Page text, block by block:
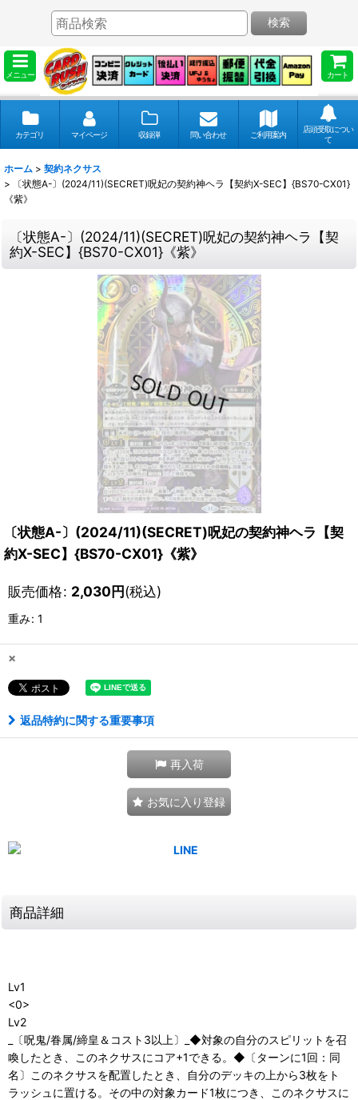
メニュー カート
検索
カテゴリ マイページ 収録弾 問い合わせ ご利用案内
店頭受取につい
て
ホーム > 契約ネクサス
>
〔状態A-〕(2024/11)(SECRET)呪妃の契約神ヘラ【契約X-SEC】{BS70-CX01}
《紫》
〔状態A-〕(2024/11)(SECRET)呪妃の契約神ヘラ【契
約X-SEC】{BS70-CX01}《紫》
〔状態A-〕(2024/11)(SECRET)呪妃の契約神ヘラ【契
約X-SEC】{BS70-CX01}《紫》
販売価格: 2,030円(税込)
重み: 1
×
返品特約に関する重要事項
再入荷
お気に入り登録
商品詳細
Lv1
<0>
Lv2
_〔呪鬼/眷属/締皇＆コスト3以上〕_◆対象の自分のスピリットを召
喚したとき、このネクサスにコア+1できる。◆〔ターンに1回：同
名〕このネクサスを配置したとき、自分のデッキの上から3枚をト
ラッシュに置ける。その中の対象カード1枚につき、このネクサスに